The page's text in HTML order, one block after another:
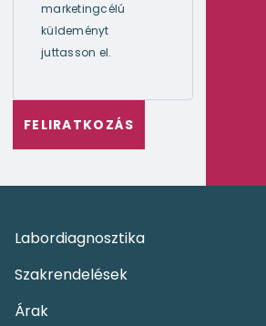
marketingcélú
küldeményt
juttasson el.
Labordiagnosztika
Szakrendelések
Árak